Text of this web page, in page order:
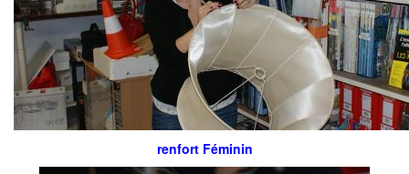
renfort Féminin